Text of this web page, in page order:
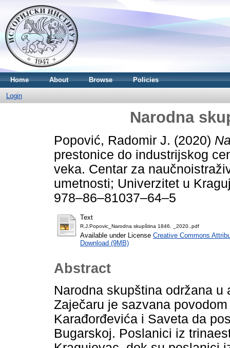
Home About Browse Policies
Login
Narodna
Popović, Radomir J. (2020)
prestonice do industrijskog
veka. Centar za
umetnosti; Univerzitet u
978–86–81037–64–5
Text
R.J.Popovic_Narodna skupština 1846. _2020..pdf
Available under License Creative Commons
Download (9MB)
Abstract
Narodna skupština održana
Zaječaru je sazvana
Karađorđevića i Saveta da
Bugarskoj. Poslanici iz